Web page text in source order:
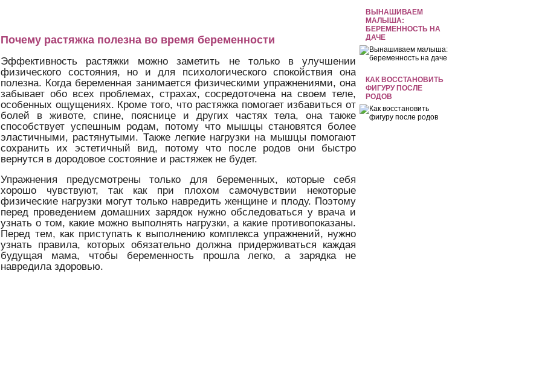
ВЫНАШИВАЕМ
МАЛЫША:
БЕРЕМЕННОСТЬ НА
ДАЧЕ
КАК ВОССТАНОВИТЬ
ФИГУРУ ПОСЛЕ
РОДОВ
Почему растяжка полезна во время беременности
Эффективность растяжки можно заметить не только в улучшении
физического состояния, но и для психологического спокойствия она
полезна. Когда беременная занимается физическими упражнениями, она
забывает обо всех проблемах, страхах, сосредоточена на своем теле,
особенных ощущениях. Кроме того, что растяжка помогает избавиться от
болей в животе, спине, пояснице и других частях тела, она также
способствует успешным родам, потому что мышцы становятся более
эластичными, растянутыми. Также легкие нагрузки на мышцы помогают
сохранить их эстетичный вид, потому что после родов они быстро
вернутся в дородовое состояние и растяжек не будет.
Упражнения предусмотрены только для беременных, которые себя
хорошо чувствуют, так как при плохом самочувствии некоторые
физические нагрузки могут только навредить женщине и плоду. Поэтому
перед проведением домашних зарядок нужно обследоваться у врача и
узнать о том, какие можно выполнять нагрузки, а какие противопоказаны.
Перед тем, как приступать к выполнению комплекса упражнений, нужно
узнать правила, которых обязательно должна придерживаться каждая
будущая мама, чтобы беременность прошла легко, а зарядка не
навредила здоровью.